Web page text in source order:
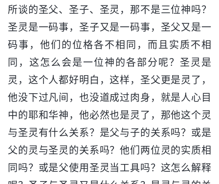
所谈的圣父、圣子、圣灵，那不是三位神吗？
圣灵是一码事，圣子又是一码事，圣父又是一
码事，他们的位格各不相同，而且实质不相
同，这怎么会是一位神的各部分呢？圣灵是
灵，这个人都好明白，这样，圣父更是灵了，
他没下过凡间，也没道成过肉身，就是人心目
中的耶和华神，他必然也是灵了，那他这个灵
与圣灵有什么关系？是父与子的关系吗？或是
父的灵与圣灵的关系吗？他们两位灵的实质相
同吗？或是父使用圣灵当工具吗？这怎么解释